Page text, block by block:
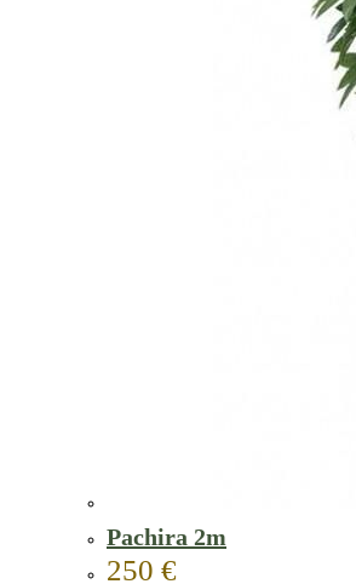
Pachira 2m
250 €